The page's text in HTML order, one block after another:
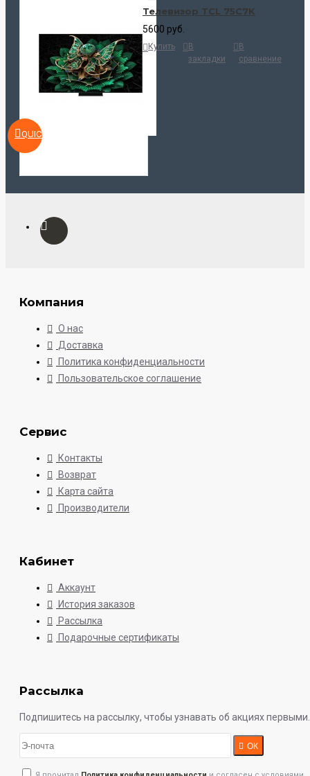
QUICKVIEW
Телевизор TCL 75C7K
5600 руб.
Купить
В
закладки
В
сравнение
Компания
О нас
Доставка
Политика конфиденциальности
Пользовательское соглашение
Сервис
Контакты
Возврат
Карта сайта
Производители
Кабинет
Аккаунт
История заказов
Рассылка
Подарочные сертификаты
Рассылка
Подпишитесь на рассылку, чтобы узнавать об акциях первыми.
ОК